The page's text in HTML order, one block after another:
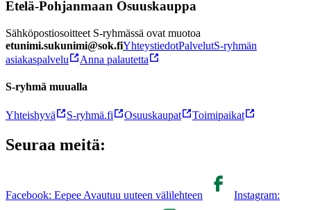
Etelä-Pohjanmaan Osuuskauppa
Sähköpostiosoitteet S-ryhmässä ovat muotoa
etunimi.sukunimi@sok.fiYhteystiedotPalvelutS-ryhmän
asiakaspalvelu
Anna palautetta
S-ryhmä muualla
Yhteishyvä S-ryhmä.fi Osuuskaupat Toimipaikat
Seuraa meitä:
Facebook: Eepee Avautuu uuteen välilehteen Instagram: